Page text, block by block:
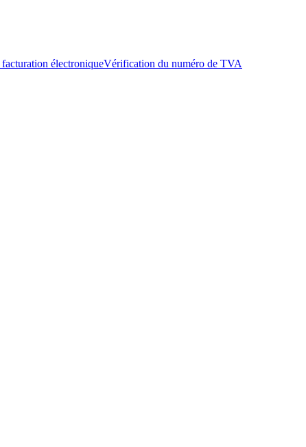
électroniqueVérification du numéro de TVA